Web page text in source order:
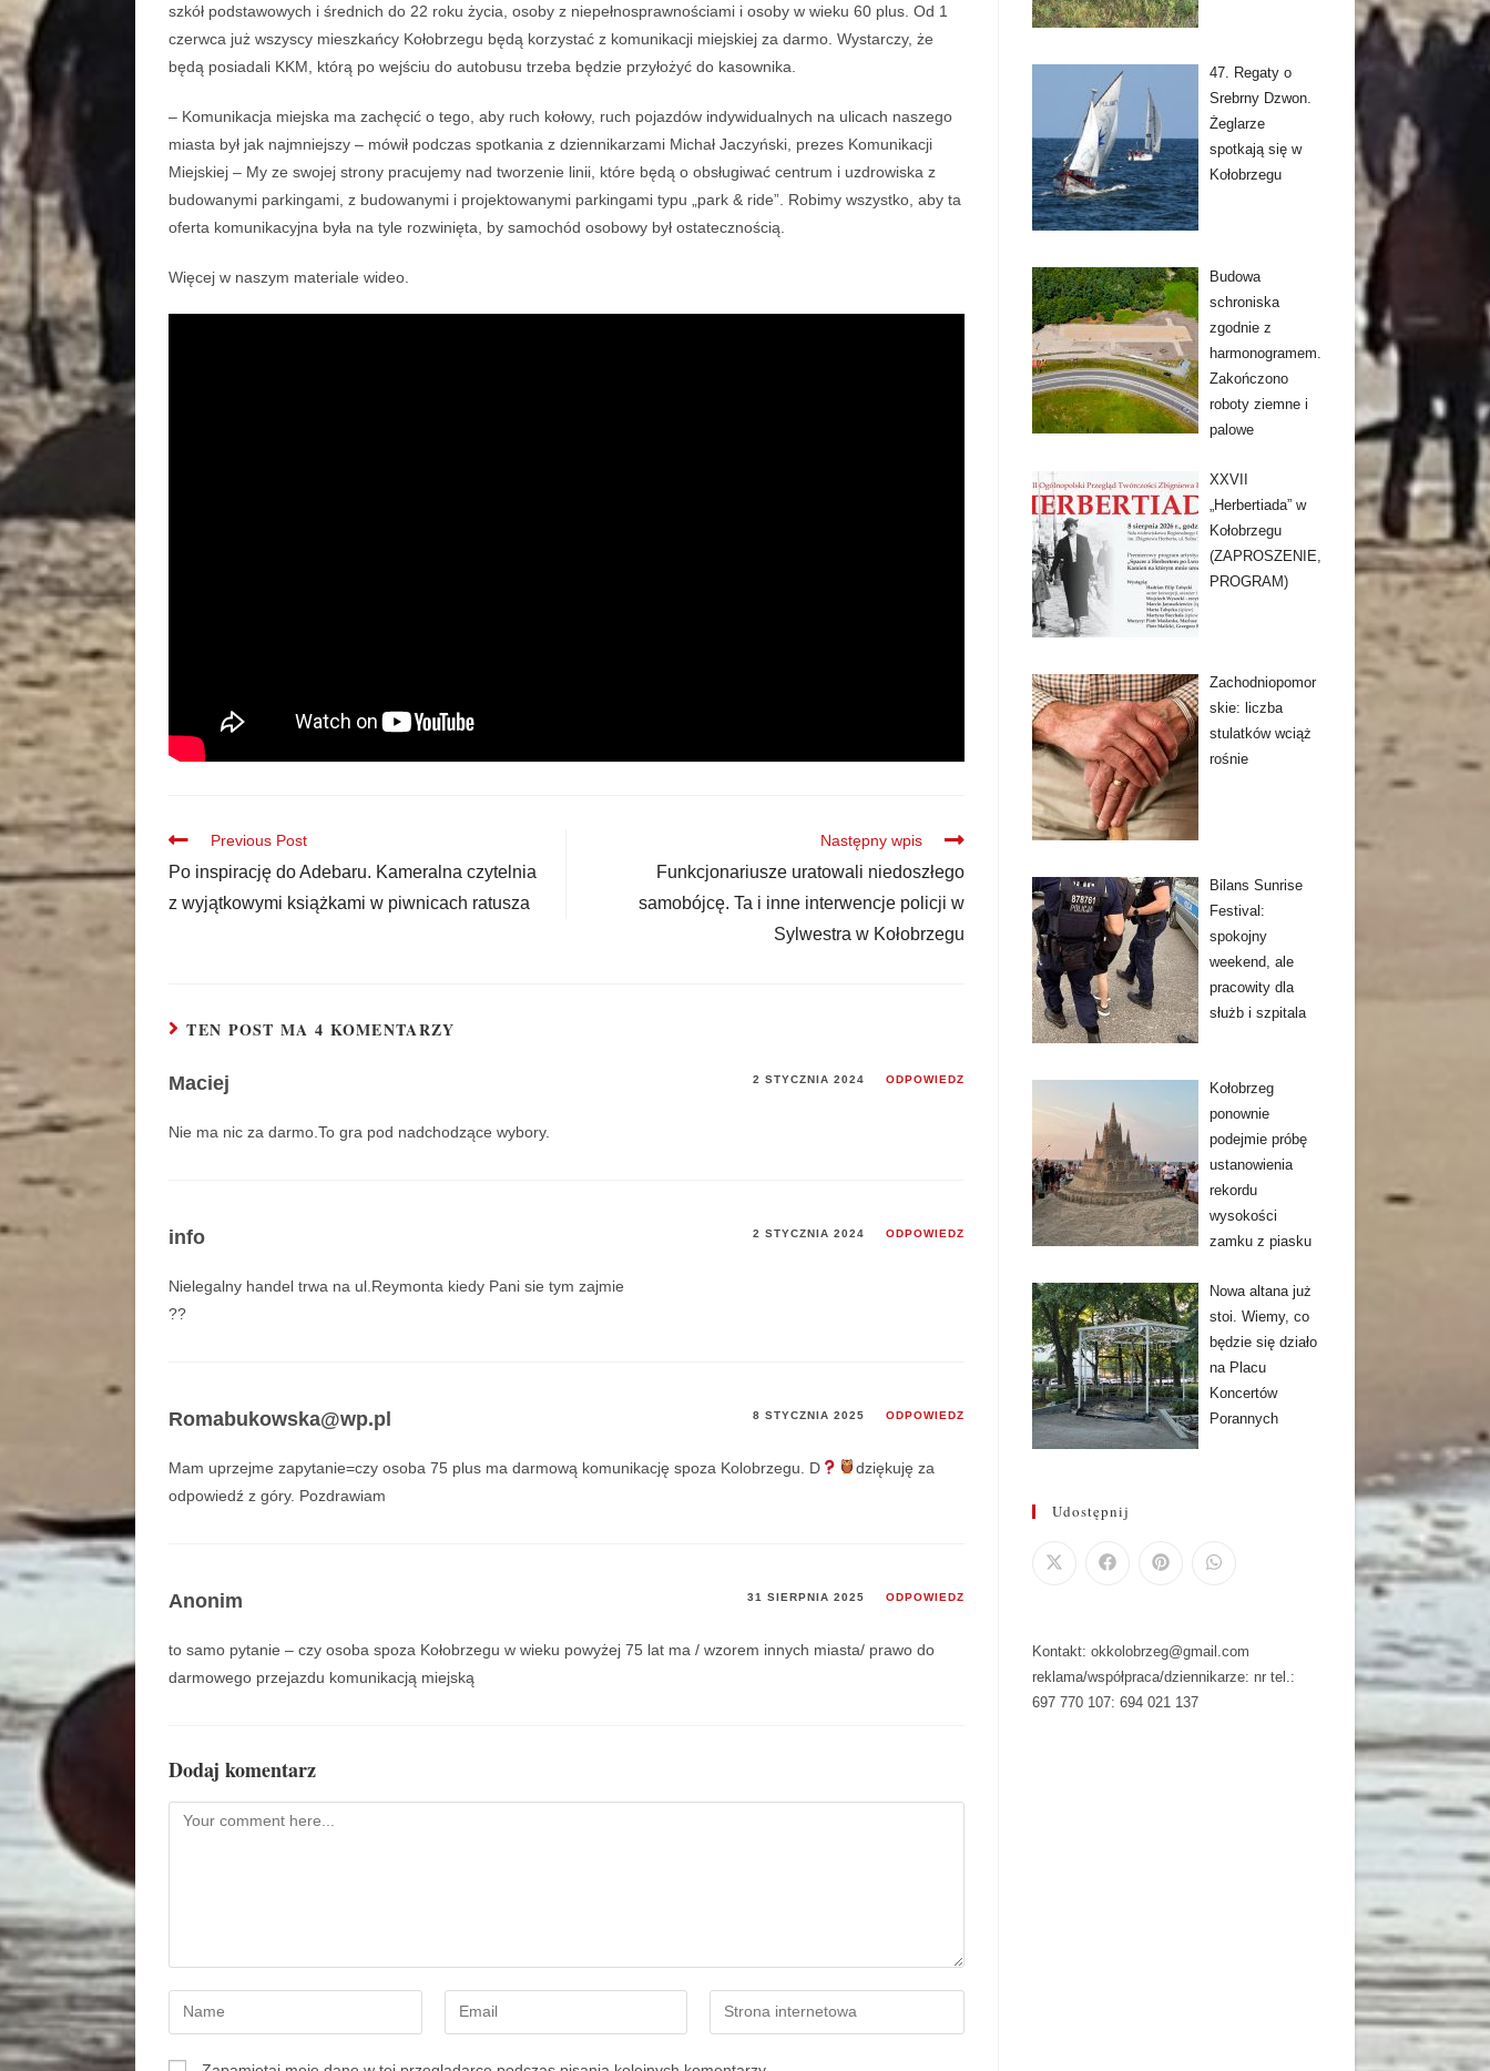
szkół podstawowych i średnich do 22 roku życia, osoby z niepełnosprawnościami i osoby w wieku 60 plus. Od 1
czerwca już wszyscy mieszkańcy Kołobrzegu będą korzystać z komunikacji miejskiej za darmo. Wystarczy, że
będą posiadali KKM, którą po wejściu do autobusu trzeba będzie przyłożyć do kasownika.
– Komunikacja miejska ma zachęcić o tego, aby ruch kołowy, ruch pojazdów indywidualnych na ulicach naszego
miasta był jak najmniejszy – mówił podczas spotkania z dziennikarzami Michał Jaczyński, prezes Komunikacji
Miejskiej – My ze swojej strony pracujemy nad tworzenie linii, które będą o obsługiwać centrum i uzdrowiska z
budowanymi parkingami, z budowanymi i projektowanymi parkingami typu „park & ride”. Robimy wszystko, aby ta
oferta komunikacyjna była na tyle rozwinięta, by samochód osobowy był ostatecznością.
Więcej w naszym materiale wideo.
Previous Post
Po inspirację do Adebaru. Kameralna czytelnia
z wyjątkowymi książkami w piwnicach ratusza
Następny wpis
Funkcjonariusze uratowali niedoszłego
samobójcę. Ta i inne interwencje policji w
Sylwestra w Kołobrzegu
TEN POST MA 4 KOMENTARZY
Maciej 2 STYCZNIA 2024 ODPOWIEDZ
Nie ma nic za darmo.To gra pod nadchodzące wybory.
info 2 STYCZNIA 2024 ODPOWIEDZ
Nielegalny handel trwa na ul.Reymonta kiedy Pani sie tym zajmie
??
Romabukowska@wp.pl 8 STYCZNIA 2025 ODPOWIEDZ
Mam uprzejme zapytanie=czy osoba 75 plus ma darmową komunikację spoza Kolobrzegu. D
dziękuję za
odpowiedź z góry. Pozdrawiam
Anonim 31 SIERPNIA 2025 ODPOWIEDZ
to samo pytanie – czy osoba spoza Kołobrzegu w wieku powyżej 75 lat ma / wzorem innych miasta/ prawo do
darmowego przejazdu komunikacją miejską
Dodaj komentarz
47. Regaty o
Srebrny Dzwon.
Żeglarze
spotkają się w
Kołobrzegu
Budowa
schroniska
zgodnie z
harmonogramem.
Zakończono
roboty ziemne i
palowe
XXVII
„Herbertiada” w
Kołobrzegu
(ZAPROSZENIE,
PROGRAM)
Zachodniopomor
skie: liczba
stulatków wciąż
rośnie
Bilans Sunrise
Festival:
spokojny
weekend, ale
pracowity dla
służb i szpitala
Kołobrzeg
ponownie
podejmie próbę
ustanowienia
rekordu
wysokości
zamku z piasku
Nowa altana już
stoi. Wiemy, co
będzie się działo
na Placu
Koncertów
Porannych
Udostępnij
Kontakt: okkolobrzeg@gmail.com
reklama/współpraca/dziennikarze: nr tel.:
697 770 107: 694 021 137